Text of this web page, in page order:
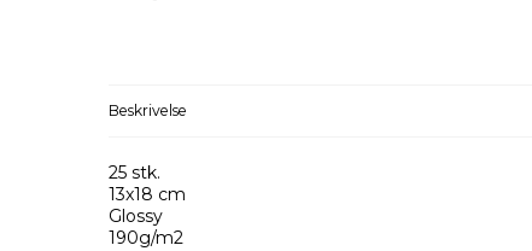
Beskrivelse
25 stk.
13x18 cm
Glossy
190g/m2